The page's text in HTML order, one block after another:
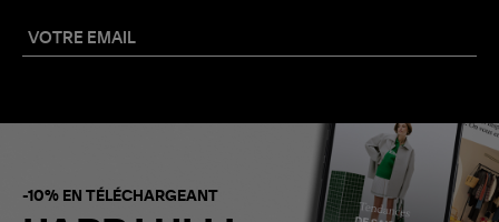
-10% EN TÉLÉCHARGEANT